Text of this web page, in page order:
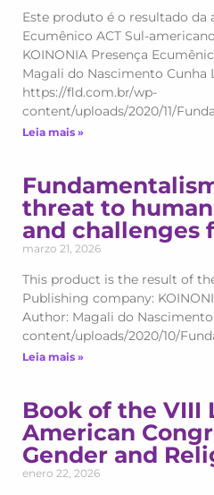
Este produto é o resultado da
Ecumênico ACT Sul-
KOINONIA Presença
Magali do Nascimento Cunha
https://fld.com.br/wp-
content/uploads/2020/11/
Leia mais »
threat to
and challenges
marzo 21, 2026
This product is the result of
Publishing company:
Author: Magali do
content/uploads/2020/10/
Leia mais »
Book of the VIII
American
Gender and
enero 22, 2026